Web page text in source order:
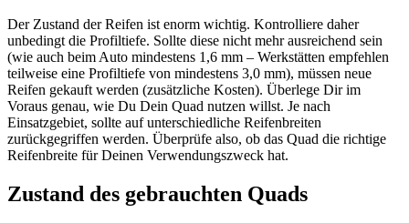
Der Zustand der Reifen ist enorm wichtig. Kontrolliere daher
unbedingt die Profiltiefe. Sollte diese nicht mehr ausreichend sein
(wie auch beim Auto mindestens 1,6 mm – Werkstätten empfehlen
teilweise eine Profiltiefe von mindestens 3,0 mm), müssen neue
Reifen gekauft werden (zusätzliche Kosten). Überlege Dir im
Voraus genau, wie Du Dein Quad nutzen willst. Je nach
Einsatzgebiet, sollte auf unterschiedliche Reifenbreiten
zurückgegriffen werden. Überprüfe also, ob das Quad die richtige
Reifenbreite für Deinen Verwendungszweck hat.
Zustand des gebrauchten Quads